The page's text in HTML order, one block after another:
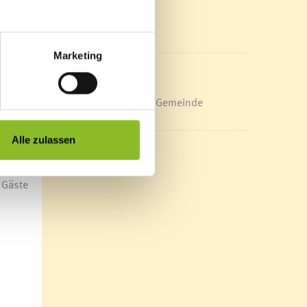
Marketing
Alle zulassen
und
Energieeffiziente Gemeinde